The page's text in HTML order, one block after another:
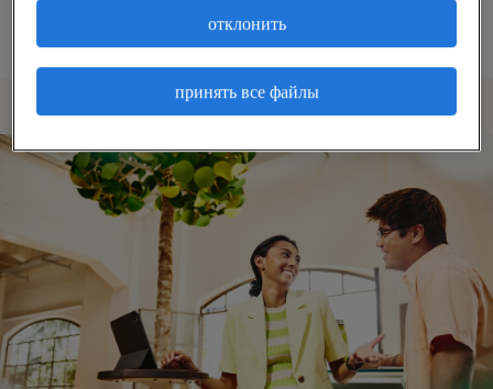
написаны.
принять все файлы
отклонить